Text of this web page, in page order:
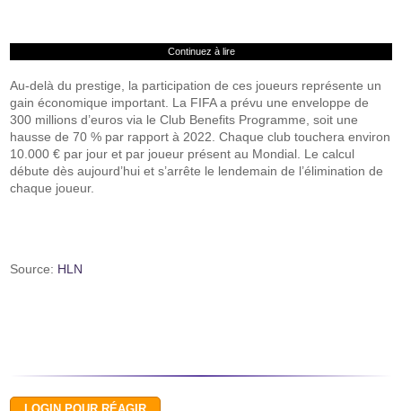
Continuez à lire
Au-delà du prestige, la participation de ces joueurs représente un
gain économique important. La FIFA a prévu une enveloppe de
300 millions d’euros via le Club Benefits Programme, soit une
hausse de 70 % par rapport à 2022. Chaque club touchera environ
10.000 € par jour et par joueur présent au Mondial. Le calcul
débute dès aujourd’hui et s’arrête le lendemain de l’élimination de
chaque joueur.
Source: HLN